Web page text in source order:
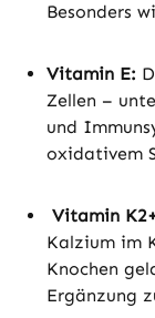
Besonders
Vitamin E:
Zellen –
und
oxidativem
Vitamin
Kalzium im
Knochen
Ergänzung